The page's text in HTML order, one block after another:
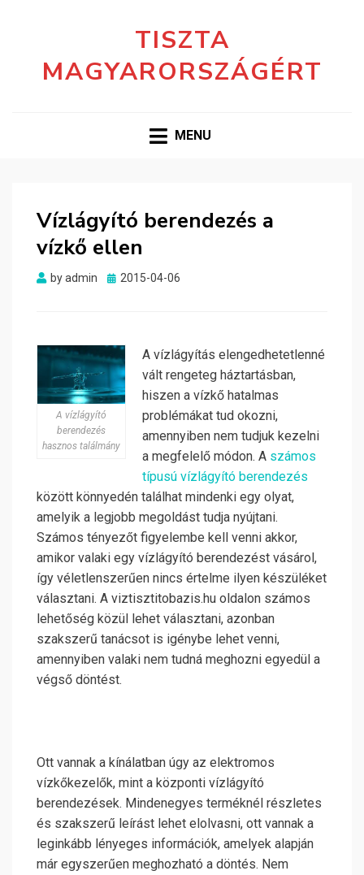
TISZTA
MAGYARORSZÁGÉRT
MENU
Vízlágyító berendezés a
vízkő ellen
byadmin
Posted
2015-04-06
A vízlágyító
berendezés
hasznos találmány
A vízlágyítás elengedhetetlenné
vált rengeteg háztartásban,
hiszen a vízkő hatalmas
problémákat tud okozni,
amennyiben nem tudjuk kezelni
a megfelelő módon. A számos
típusú vízlágyító berendezés
között könnyedén találhat mindenki egy olyat,
amelyik a legjobb megoldást tudja nyújtani.
Számos tényezőt figyelembe kell venni akkor,
amikor valaki egy vízlágyító berendezést vásárol,
így véletlenszerűen nincs értelme ilyen készüléket
választani. A viztisztitobazis.hu oldalon számos
lehetőség közül lehet választani, azonban
szakszerű tanácsot is igénybe lehet venni,
amennyiben valaki nem tudná meghozni egyedül a
végső döntést.
Ott vannak a kínálatban úgy az elektromos
vízkőkezelők, mint a központi vízlágyító
berendezések. Mindenegyes terméknél részletes
és szakszerű leírást lehet elolvasni, ott vannak a
leginkább lényeges információk, amelyek alapján
már egyszerűen meghozható a döntés. Nem